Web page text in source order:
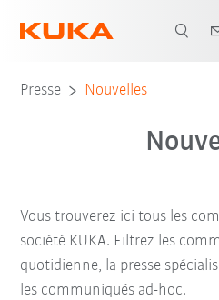
Presse Nouvelles
Vous trouverez ici tous les
société KUKA. Filtrez les
quotidienne, la presse
les communiqués ad-hoc.